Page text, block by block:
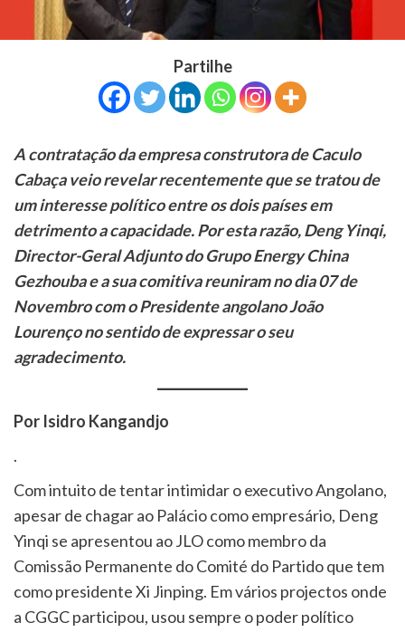
Partilhe
A contratação da empresa construtora de Caculo
Cabaça veio revelar recentemente que se tratou de
um interesse político entre os dois países em
detrimento a capacidade. Por esta razão, Deng Yinqi,
Director-Geral Adjunto do Grupo Energy China
Gezhouba e a sua comitiva reuniram no dia 07 de
Novembro com o Presidente angolano João
Lourenço no sentido de expressar o seu
agradecimento.
Por Isidro Kangandjo
.
Com intuito de tentar intimidar o executivo Angolano,
apesar de chagar ao Palácio como empresário, Deng
Yinqi se apresentou ao JLO como membro da
Comissão Permanente do Comité do Partido que tem
como presidente Xi Jinping. Em vários projectos onde
a CGGC participou, usou sempre o poder político